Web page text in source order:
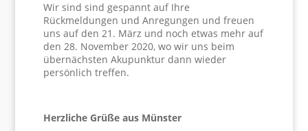
Wir sind sind gespannt auf Ihre
Rückmeldungen und Anregungen und freuen
uns auf den 21. März und noch etwas mehr auf
den 28. November 2020, wo wir uns beim
übernächsten Akupunktur dann wieder
persönlich treffen.
Herzliche Grüße aus Münster